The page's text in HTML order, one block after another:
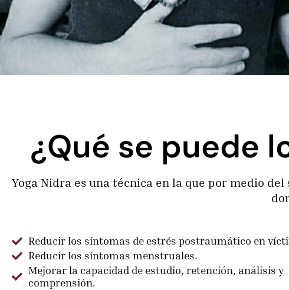
¿Qué se puede
Yoga Nidra es una técnica en la que por medio
Reducir los síntomas de estrés postraumático en
Reducir los síntomas menstruales.
Mejorar la capacidad de estudio, retención, análisis y
comprensión.